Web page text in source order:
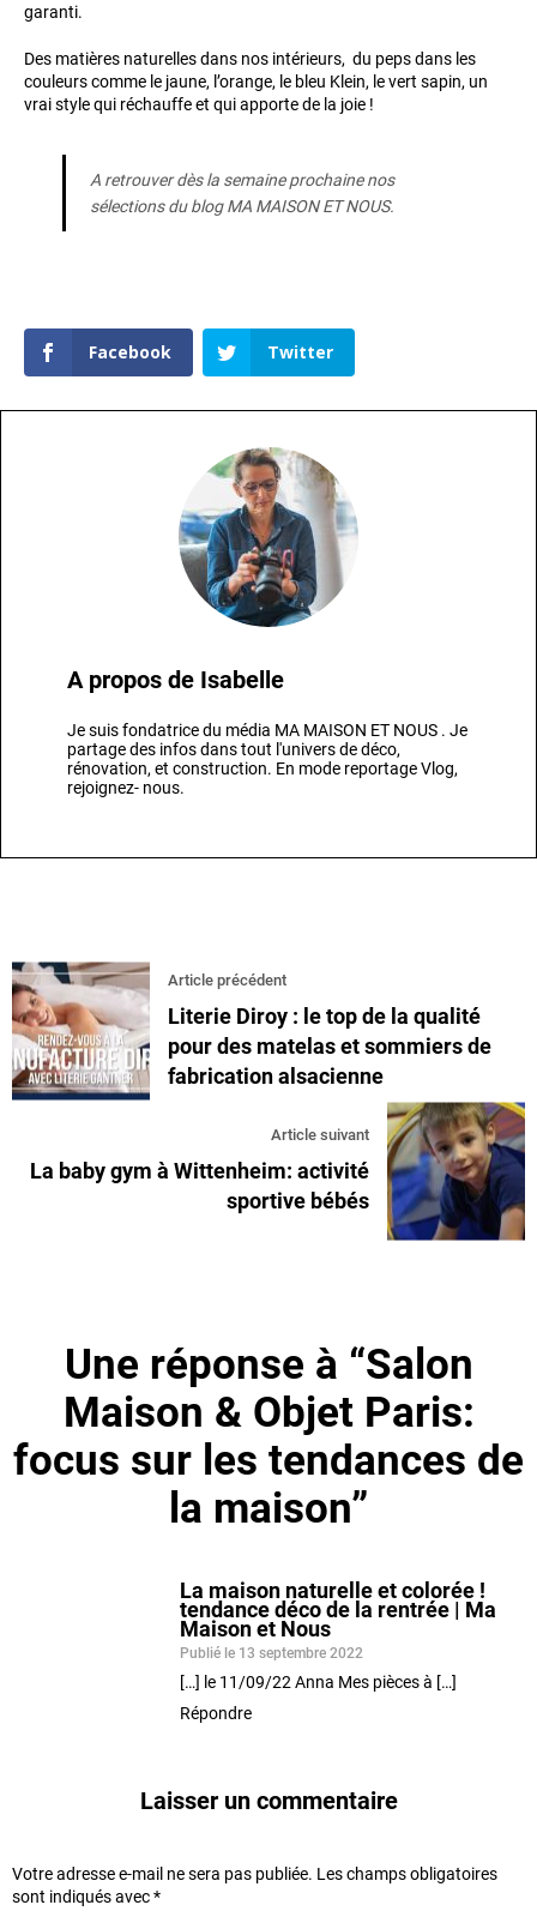
garanti.
Des matières naturelles dans nos intérieurs, du peps dans les
couleurs comme le jaune, l’orange, le bleu Klein, le vert sapin, un
vrai style qui réchauffe et qui apporte de la joie !
A retrouver dès la semaine prochaine nos
sélections du blog MA MAISON ET NOUS.
Facebook Twitter
A propos de Isabelle
Je suis fondatrice du média MA MAISON ET NOUS . Je
partage des infos dans tout l'univers de déco,
rénovation, et construction. En mode reportage Vlog,
rejoignez- nous.
Article précédent
Literie Diroy : le top de la qualité
pour des matelas et sommiers de
fabrication alsacienne
Article suivant
La baby gym à Wittenheim: activité
sportive bébés
Une réponse à “Salon
Maison & Objet Paris:
focus sur les tendances de
la maison”
La maison naturelle et colorée !
tendance déco de la rentrée | Ma
Maison et Nous
Publié le 13 septembre 2022
[…] le 11/09/22 Anna Mes pièces à […]
Répondre
Laisser un commentaire
Votre adresse e-mail ne sera pas publiée. Les champs obligatoires
sont indiqués avec*